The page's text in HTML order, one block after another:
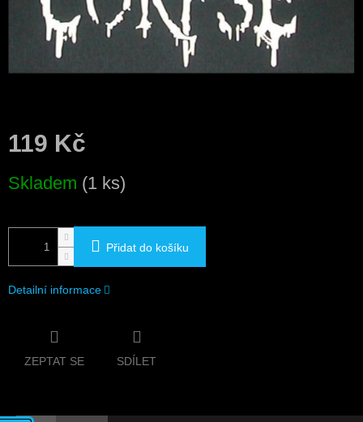
119 Kč
cena:
Skladem (1 ks)
Přidat do košíku
Detailní informace
ZEPTAT SE SDÍLET